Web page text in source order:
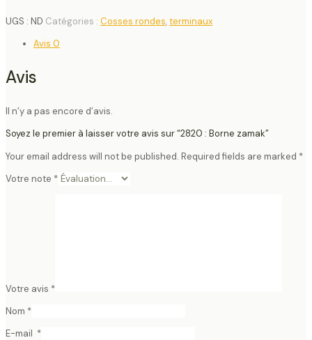
UGS : ND Catégories : Cosses rondes,terminaux
Avis 0
Avis
Il n’y a pas encore d’avis.
Soyez le premier à laisser votre avis sur “2820 : Borne zamak”
Your email address will not be published. Required fields are marked *
Votre note *
Votre avis *
Nom *
E-mail *